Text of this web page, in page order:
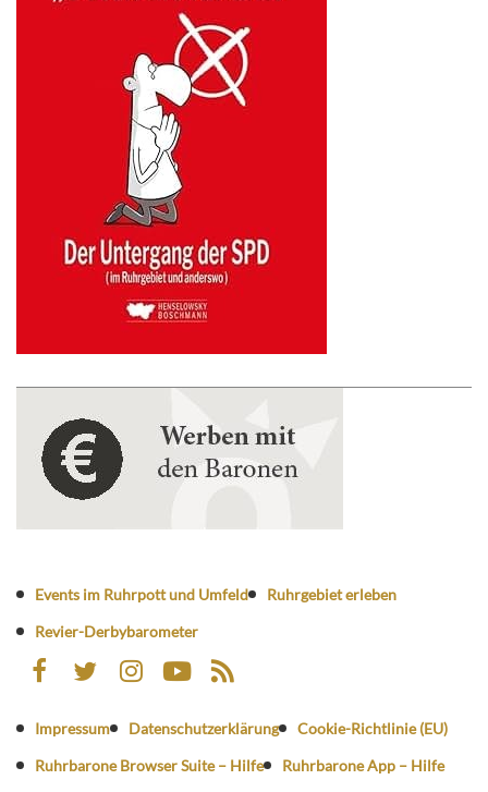
Events im Ruhrpott und Umfeld
Ruhrgebiet erleben
Revier-Derbybarometer
Impressum Datenschutzerklärung
Cookie-Richtlinie (EU)
Ruhrbarone Browser Suite – Hilfe
Ruhrbarone App – Hilfe